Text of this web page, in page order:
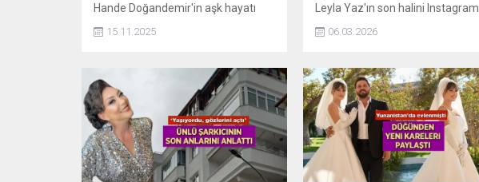
Hande Doğandemir'in aşk hayatı
doludizgin devam ediyor. Emre İzer
ile aşk yaşayan Hande Doğandemir,
almıştı. Güzel oyucu ilişkisi hakkında
konuştu.
15.11.2025
Leyla Yaz'ın son halini Instagram
hesabından sevenleriyle paylaştı.
Anne kızın sevimli karesi beğeni
06.03.2026